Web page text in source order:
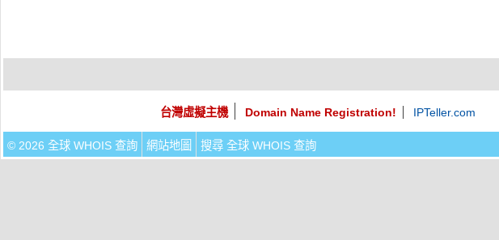
台灣虛擬主機 Domain Name Registration! IPTeller.com
© 2026 全球 WHOIS 查詢 網站地圖 搜尋 全球 WHOIS 查詢